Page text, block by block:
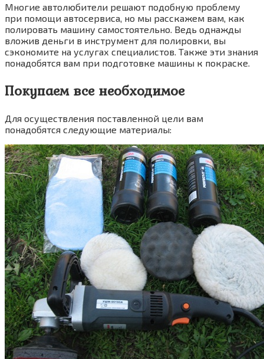
Многие автолюбители решают подобную проблему
при помощи автосервиса, но мы расскажем вам, как
полировать машину самостоятельно. Ведь однажды
вложив деньги в инструмент для полировки, вы
сэкономите на услугах специалистов. Также эти знания
понадобятся вам при подготовке машины к покраске.
Покупаем все необходимое
Для осуществления поставленной цели вам
понадобятся следующие материалы: